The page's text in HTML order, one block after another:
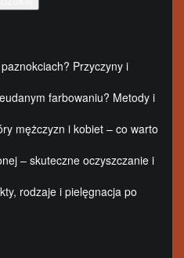
Przyczyny i
farbowaniu? Metody i
mężczyzn i kobiet – co warto
– skuteczne oczyszczanie i
rodzaje i pielęgnacja po